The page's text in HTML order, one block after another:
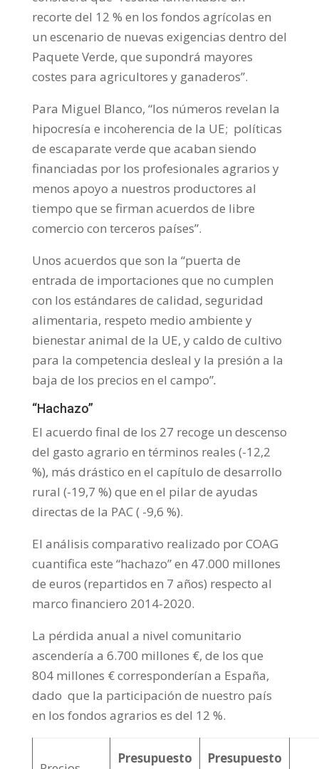
recorte del 12 % en los fondos agrícolas en
un escenario de nuevas exigencias dentro del
Paquete Verde, que supondrá mayores
costes para agricultores y ganaderos”.
Para Miguel Blanco, “los números revelan la
hipocresía e incoherencia de la UE; políticas
de escaparate verde que acaban siendo
financiadas por los profesionales agrarios y
menos apoyo a nuestros productores al
tiempo que se firman acuerdos de libre
comercio con terceros países”.
Unos acuerdos que son la “puerta de
entrada de importaciones que no cumplen
con los estándares de calidad, seguridad
alimentaria, respeto medio ambiente y
bienestar animal de la UE, y caldo de cultivo
para la competencia desleal y la presión a la
baja de los precios en el campo”.
“Hachazo”
El acuerdo final de los 27 recoge un descenso
del gasto agrario en términos reales (-12,2
%), más drástico en el capítulo de desarrollo
rural (-19,7 %) que en el pilar de ayudas
directas de la PAC ( -9,6 %).
El análisis comparativo realizado por COAG
cuantifica este “hachazo” en 47.000 millones
de euros (repartidos en 7 años) respecto al
marco financiero 2014-2020.
La pérdida anual a nivel comunitario
ascendería a 6.700 millones €, de los que
804 millones € corresponderían a España,
dado que la participación de nuestro país
en los fondos agrarios es del 12 %.
Presupuesto Presupuesto